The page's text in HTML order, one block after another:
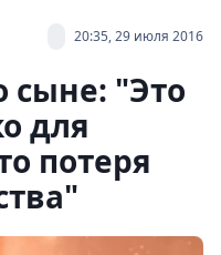
20:35, 29 июля 2016
сыне: "Это
для
потеря